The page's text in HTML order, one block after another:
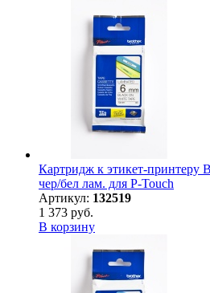
Картридж к этикет-принтеру
чер/бел лам. для P-Touch
Артикул: 132519
1 373 руб.
В корзину